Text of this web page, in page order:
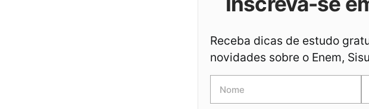
Receba dicas de estudo
novidades sobre o Enem,